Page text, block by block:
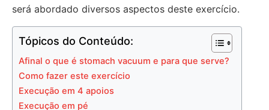
será abordado diversos aspectos deste exercício.
Tópicos do Conteúdo:
Afinal o que é stomach vacuum e para que serve?
Como fazer este exercício
Execução em 4 apoios
Execução em pé